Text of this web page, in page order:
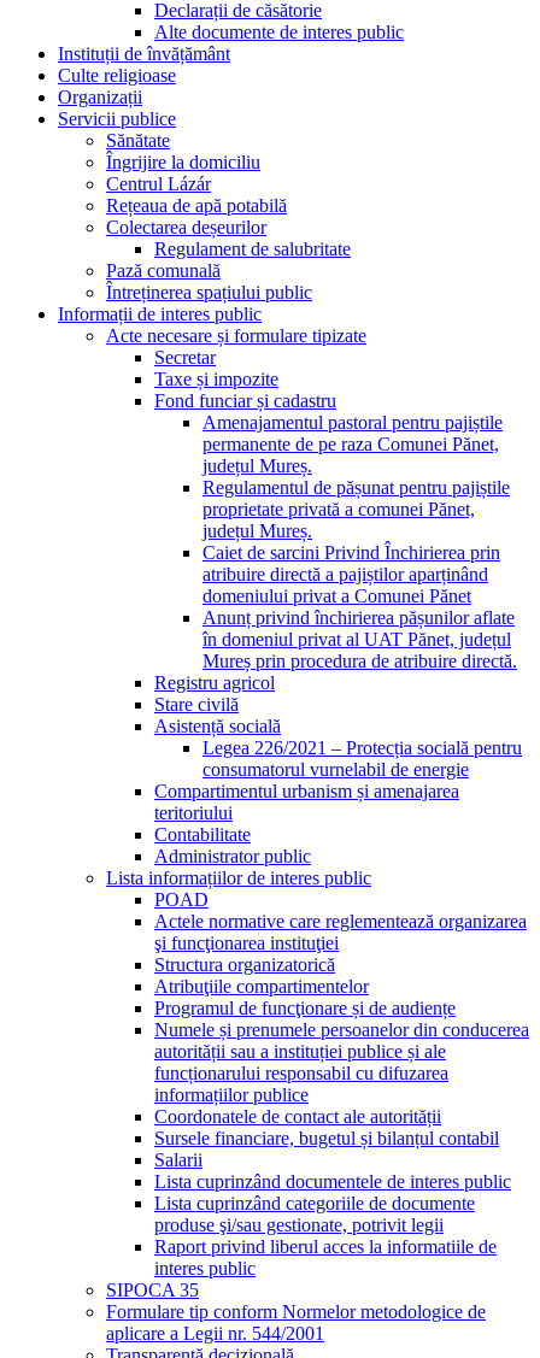
Declarații de căsătorie
Alte documente de interes public
Instituții de învățământ
Culte religioase
Organizații
Servicii publice
Sănătate
Îngrijire la domiciliu
Centrul Lázár
Rețeaua de apă potabilă
Colectarea deșeurilor
Regulament de salubritate
Pază comunală
Întreținerea spațiului public
Informații de interes public
Acte necesare și formulare tipizate
Secretar
Taxe și impozite
Fond funciar și cadastru
Amenajamentul pastoral pentru pajiștile
permanente de pe raza Comunei Pănet,
județul Mureș.
Regulamentul de pășunat pentru pajiștile
proprietate privată a comunei Pănet,
județul Mureș.
Caiet de sarcini Privind Închirierea prin
atribuire directă a pajiștilor aparținând
domeniului privat a Comunei Pănet
Anunț privind închirierea pășunilor aflate
în domeniul privat al UAT Pănet, județul
Mureș prin procedura de atribuire directă.
Registru agricol
Stare civilă
Asistență socială
Legea 226/2021 – Protecția socială pentru
consumatorul vurnelabil de energie
Compartimentul urbanism și amenajarea
teritoriului
Contabilitate
Administrator public
Lista informațiilor de interes public
POAD
Actele normative care reglementează organizarea
şi funcţionarea instituţiei
Structura organizatorică
Atribuţiile compartimentelor
Programul de funcţionare și de audiențe
Numele și prenumele persoanelor din conducerea
autorității sau a instituției publice și ale
funcționarului responsabil cu difuzarea
informațiilor publice
Coordonatele de contact ale autorității
Sursele financiare, bugetul și bilanțul contabil
Salarii
Lista cuprinzând documentele de interes public
Lista cuprinzând categoriile de documente
produse şi/sau gestionate, potrivit legii
Raport privind liberul acces la informatiile de
interes public
SIPOCA 35
Formulare tip conform Normelor metodologice de
aplicare a Legii nr. 544/2001